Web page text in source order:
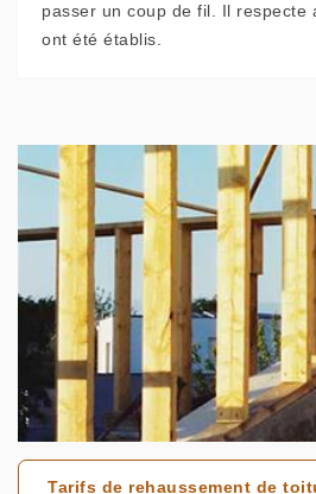
passer un coup de fil. Il respecte
ont été établis.
Tarifs de rehaussement de